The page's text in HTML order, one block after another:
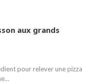
aux grands
pour relever une pizza